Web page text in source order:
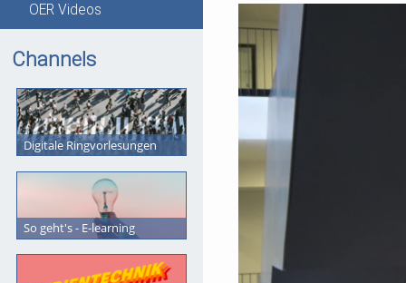
OER Videos
Channels
Digitale Ringvorlesungen
So geht's - E-learning